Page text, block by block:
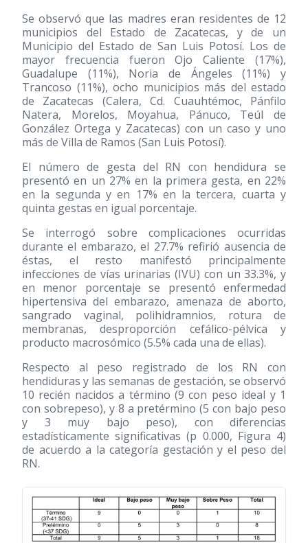
Se observó que las madres eran residentes de 12
municipios del Estado de Zacatecas, y de un
Municipio del Estado de San Luis Potosí. Los de
mayor frecuencia fueron Ojo Caliente (17%),
Guadalupe (11%), Noria de Ángeles (11%) y
Trancoso (11%), ocho municipios más del estado
de Zacatecas (Calera, Cd. Cuauhtémoc, Pánfilo
Natera, Morelos, Moyahua, Pánuco, Teúl de
González Ortega y Zacatecas) con un caso y uno
más de Villa de Ramos (San Luis Potosí).
El número de gesta del RN con hendidura se
presentó en un 27% en la primera gesta, en 22%
en la segunda y en 17% en la tercera, cuarta y
quinta gestas en igual porcentaje.
Se interrogó sobre complicaciones ocurridas
durante el embarazo, el 27.7% refirió ausencia de
éstas, el resto manifestó principalmente
infecciones de vías urinarias (IVU) con un 33.3%, y
en menor porcentaje se presentó enfermedad
hipertensiva del embarazo, amenaza de aborto,
sangrado vaginal, polihidramnios, rotura de
membranas, desproporción cefálico-pélvica y
producto macrosómico (5.5% cada una de ellas).
Respecto al peso registrado de los RN con
hendiduras y las semanas de gestación, se observó
10 recién nacidos a término (9 con peso ideal y 1
con sobrepeso), y 8 a pretérmino (5 con bajo peso
y 3 muy bajo peso), con diferencias
estadísticamente significativas (p 0.000, Figura 4)
de acuerdo a la categoría gestación y el peso del
RN.